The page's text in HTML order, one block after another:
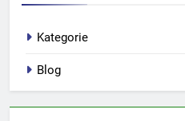
Kategorie
Blog